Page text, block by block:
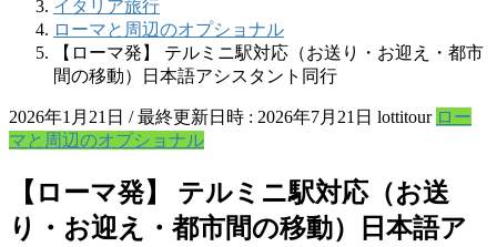
イタリア旅行
ローマと周辺のオプショナル
【ローマ発】 テルミニ駅対応（お送り・お迎え・都市
間の移動）日本語アシスタント同行
2026年1月21日 / 最終更新日時 : 2026年7月21日 lottitour ロー
マと周辺のオプショナル
【ローマ発】 テルミニ駅対応（お送
り・お迎え・都市間の移動）日本語ア